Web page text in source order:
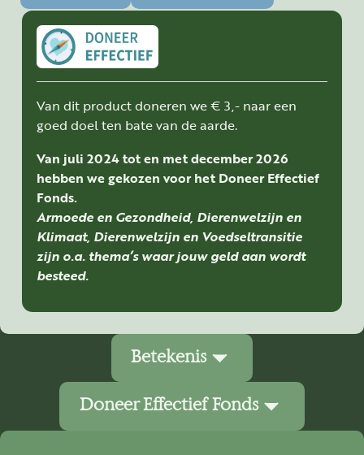
Van dit product doneren we € 3,- naar een
goed doel ten bate van de aarde.
Van juli 2024 tot en met december 2026
hebben we gekozen voor het Doneer Effectief
Fonds.
Armoede en Gezondheid, Dierenwelzijn en
Klimaat, Dierenwelzijn en Voedseltransitie
zijn o.a. thema’s waar jouw geld aan wordt
besteed.
Betekenis
Ascenderen betekent letterlijk overstijgen, klimmen,
Doneer Effectief Fonds